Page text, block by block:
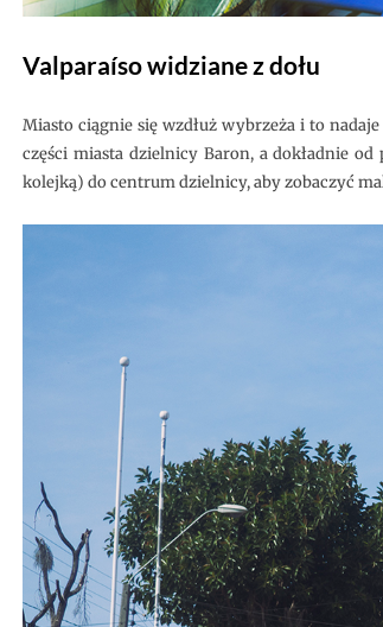
Valparaíso widziane z dołu
Miasto ciągnie się wzdłuż wybrzeża i to
części miasta dzielnicy Baron, a dokładnie
kolejką) do centrum dzielnicy, aby zobaczyć